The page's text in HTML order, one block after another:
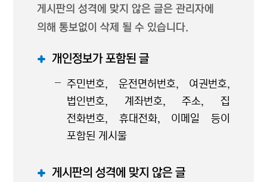
게시판의 성격에 맞지 않은 글은 관리자에
의해 통보없이 삭제 될 수 있습니다.
개인정보가 포함된 글
주민번호, 운전면허번호, 여권번호,
법인번호, 계좌번호, 주소, 집
전화번호, 휴대전화, 이메일 등이
포함된 게시물
게시판의 성격에 맞지 않은 글